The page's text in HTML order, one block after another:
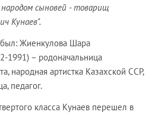
сыновей - товарищ
Кунаев".
Жиенкулова Шара
1991) – родоначальница
народная артистка Казахской ССР,
педагог.
класса Кунаев перешел в